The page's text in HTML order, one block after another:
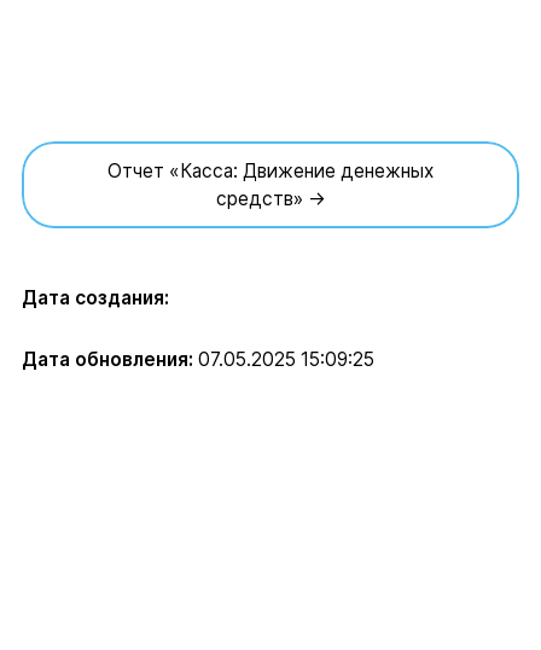
Отчет «Касса: Движение денежных
средств» →
Дата создания:
Дата обновления: 07.05.2025 15:09:25